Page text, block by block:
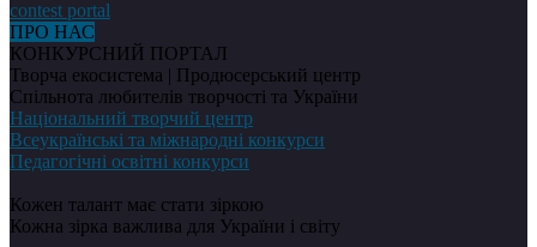
ПРО НАС
КОНКУРСНИЙ ПОРТАЛ
Творча екосистема | Продюсерський центр
Спільнота любителів творчості та України
Національний творчий центр
Всеукраїнські та міжнародні конкурси
Педагогічні освітні конкурси
Кожен талант має стати зіркою
Кожна зірка важлива для України і світу